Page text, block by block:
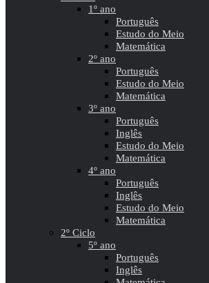
1º ano
Português
Estudo do Meio
Matemática
2º ano
Português
Estudo do Meio
Matemática
3º ano
Português
Inglês
Estudo do Meio
Matemática
4º ano
Português
Inglês
Estudo do Meio
Matemática
2º Ciclo
5º ano
Português
Inglês